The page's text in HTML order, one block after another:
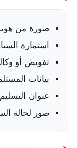
صورة من
استمارة
تفويض أو
بيانات
عنوان التسليم
صور لحالة